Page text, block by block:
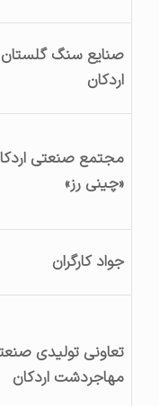
صنایع سنگ گلستان
اردکان
مجتمع صنعتی اردکان
«چینی رز»
جواد کارگران
تعاونی تولیدی صنعتی
مهاجردشت اردکان